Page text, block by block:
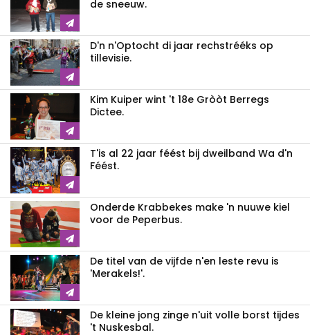
de sneeuw.
D'n n'Optocht di jaar rechstrééks op
tillevisie.
Kim Kuiper wint 't 18e Gròòt Berregs
Dictee.
T'is al 22 jaar féést bij dweilband Wa d'n
Féést.
Onderde Krabbekes make 'n nuuwe kiel
voor de Peperbus.
De titel van de vijfde n'en leste revu is
'Merakels!'.
De kleine jong zinge n'uit volle borst tijdes
't Nuskesbal.